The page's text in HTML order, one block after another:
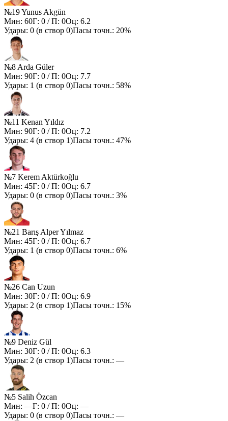
№19 Yunus Akgün
Мин: 60Г: 0 / П: 0Оц: 6.2
Удары: 0 (в створ 0)Пасы точн.: 20%
№8 Arda Güler
Мин: 90Г: 0 / П: 0Оц: 7.7
Удары: 1 (в створ 0)Пасы точн.: 58%
№11 Kenan Yıldız
Мин: 90Г: 0 / П: 0Оц: 7.2
Удары: 4 (в створ 1)Пасы точн.: 47%
№7 Kerem Aktürkoğlu
Мин: 45Г: 0 / П: 0Оц: 6.7
Удары: 0 (в створ 0)Пасы точн.: 3%
№21 Barış Alper Yılmaz
Мин: 45Г: 0 / П: 0Оц: 6.7
Удары: 1 (в створ 0)Пасы точн.: 6%
№26 Can Uzun
Мин: 30Г: 0 / П: 0Оц: 6.9
Удары: 2 (в створ 1)Пасы точн.: 15%
№9 Deniz Gül
Мин: 30Г: 0 / П: 0Оц: 6.3
Удары: 2 (в створ 1)Пасы точн.: —
№5 Salih Özcan
Мин: —Г: 0 / П: 0Оц: —
Удары: 0 (в створ 0)Пасы точн.: —